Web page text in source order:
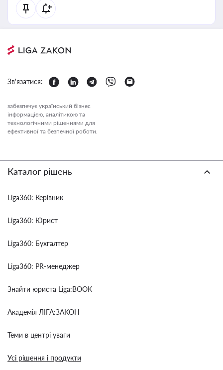
Зв'язатися:
забезпечує український бізнес
інформацією, аналітикою та
технологічними рішеннями для
ефективної та безпечної роботи.
Каталог рішень
Liga360: Керівник
Liga360: Юрист
Liga360: Бухгалтер
Liga360: PR-менеджер
Знайти юриста Liga:BOOK
Академія ЛІГА:ЗАКОН
Теми в центрі уваги
Усі рішення і продукти